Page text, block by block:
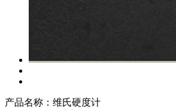
产品名称： 维氏硬度计